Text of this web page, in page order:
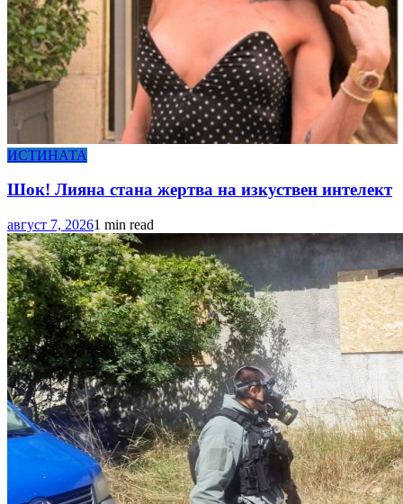
ИСТИНАТА
Шок! Лияна стана жертва на изкуствен интелект
август 7, 20261 min read